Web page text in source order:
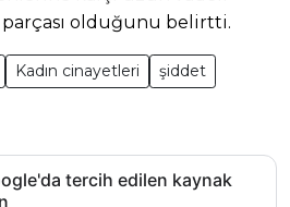
olduğunu belirtti.
Kadın cinayetleri
şiddet
tercih edilen kaynak